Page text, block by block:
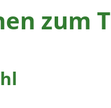
zum